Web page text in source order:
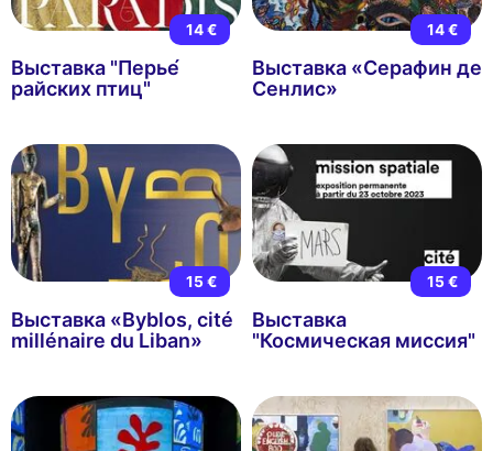
14 €
Выставка "Перье́
райских птиц"
14 €
Выставка «Серафин де
Сенлис»
15 €
Выставка «Byblos, cité
millénaire du Liban»
15 €
Выставка
"Космическая миссия"